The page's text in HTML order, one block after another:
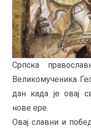
Српска
Великомученика
дан када је овај
нове ере.
Овај славни и